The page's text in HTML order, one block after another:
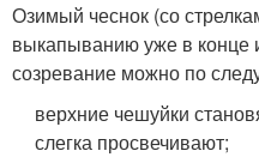
Озимый чеснок (со
выкапыванию уже в конце
созревание можно по
верхние чешуйки
слегка просвечивают;